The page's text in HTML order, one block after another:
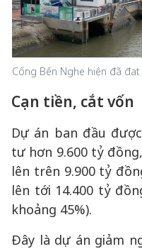
Cống Bến Nghe hiện đã
Cạn tiền, cắt vốn
Dự án ban đầu
tư hơn 9.600 tỷ
lên trên 9.900 tỷ
lên tới 14.400 tỷ
khoảng 45%).
Đây là dự án giảm